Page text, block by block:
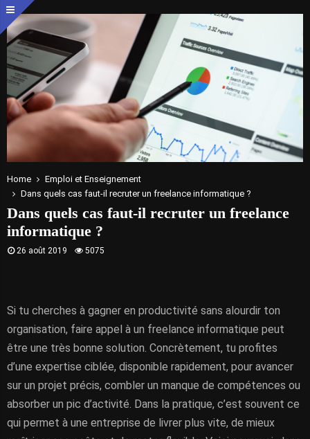
Home
Emploi et Enseignement
Dans quels cas faut-il recruter un freelance informatique ?
Dans quels cas faut-il recruter un freelance
informatique ?
26 août 2019 5075
Si tu cherches à gagner en productivité sans alourdir ton
organisation, faire appel à un freelance informatique peut
être une très bonne solution. Concrètement, tu profites
d’une expertise ciblée, disponible rapidement, pour avancer
sur un projet précis, combler un manque de compétences ou
absorber un pic d’activité. Dans la pratique, c’est souvent ce
qui permet à une entreprise de livrer plus vite, de mieux